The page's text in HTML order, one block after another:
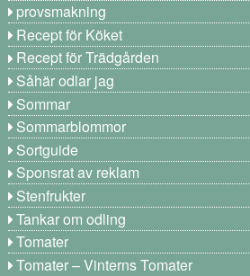
provsmakning
Recept för Köket
Recept för Trädgården
Såhär odlar jag
Sommar
Sommarblommor
Sortguide
Sponsrat av reklam
Stenfrukter
Tankar om odling
Tomater
Tomater – Vinterns Tomater